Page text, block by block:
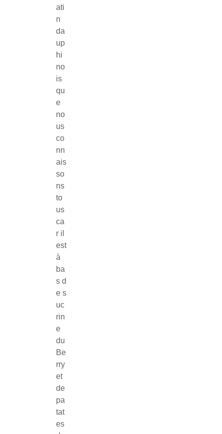
ati
n
da
up
hi
no
is
qu
e
no
us
co
nn
ais
so
ns
to
us
ca
r il
est
à
ba
s d
e s
uc
rin
e
du
Be
rry
et
de
pa
tat
es